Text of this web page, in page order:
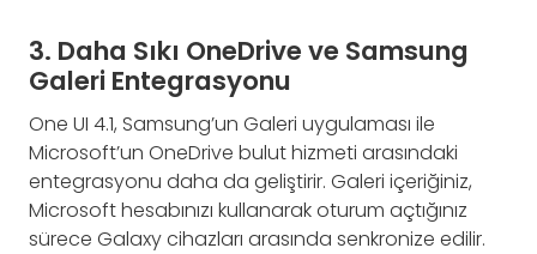
3. Daha Sıkı OneDrive ve Samsung
Galeri Entegrasyonu
One UI 4.1, Samsung’un Galeri uygulaması ile
Microsoft’un OneDrive bulut hizmeti arasındaki
entegrasyonu daha da geliştirir. Galeri içeriğiniz,
Microsoft hesabınızı kullanarak oturum açtığınız
sürece Galaxy cihazları arasında senkronize edilir.